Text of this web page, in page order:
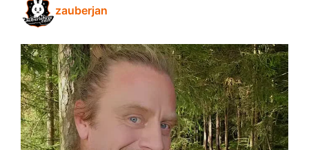
zauberjan